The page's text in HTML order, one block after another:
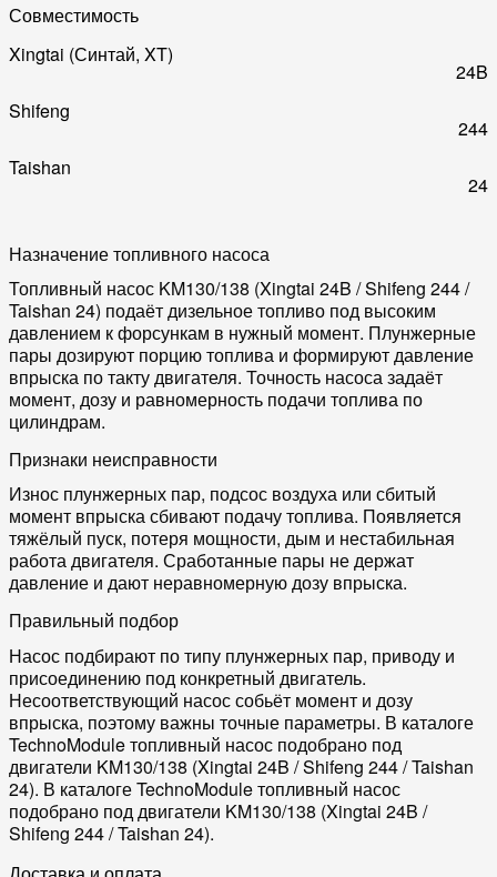
Совместимость
Xingtai (Синтай, XT)
24B
Shifeng
244
Taishan
24
Назначение топливного насоса
Топливный насос KM130/138 (Xingtai 24B / Shifeng 244 /
Taishan 24) подаёт дизельное топливо под высоким
давлением к форсункам в нужный момент. Плунжерные
пары дозируют порцию топлива и формируют давление
впрыска по такту двигателя. Точность насоса задаёт
момент, дозу и равномерность подачи топлива по
цилиндрам.
Признаки неисправности
Износ плунжерных пар, подсос воздуха или сбитый
момент впрыска сбивают подачу топлива. Появляется
тяжёлый пуск, потеря мощности, дым и нестабильная
работа двигателя. Сработанные пары не держат
давление и дают неравномерную дозу впрыска.
Правильный подбор
Насос подбирают по типу плунжерных пар, приводу и
присоединению под конкретный двигатель.
Несоответствующий насос собьёт момент и дозу
впрыска, поэтому важны точные параметры. В каталоге
TechnoModule топливный насос подобрано под
двигатели KM130/138 (Xingtai 24B / Shifeng 244 / Taishan
24). В каталоге TechnoModule топливный насос
подобрано под двигатели KM130/138 (Xingtai 24B /
Shifeng 244 / Taishan 24).